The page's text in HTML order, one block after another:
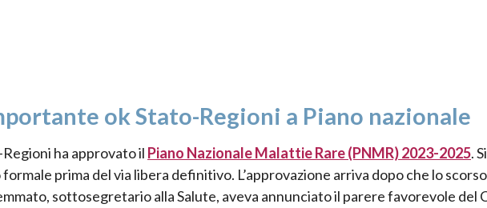
ok Stato-Regioni a Piano nazionale
ha approvato il Piano Nazionale Malattie Rare (PNMR) 2023-2025.
prima del via libera definitivo. L’approvazione arriva dopo che lo
sottosegretario alla Salute, aveva annunciato il parere favorevole del